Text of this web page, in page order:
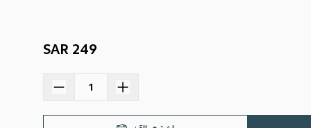
249 SAR